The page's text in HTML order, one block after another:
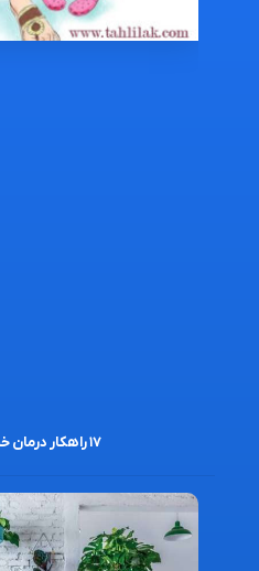
۱۷ راهکار درمان خجالت کودکان